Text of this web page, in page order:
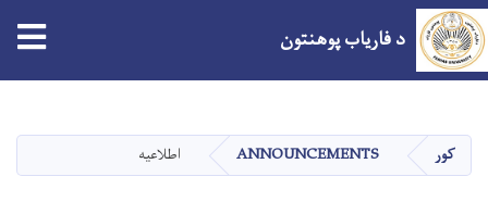
دانګل
د فاریاب پوهنتون
کور ANNOUNCEMENTS اطلاعیه